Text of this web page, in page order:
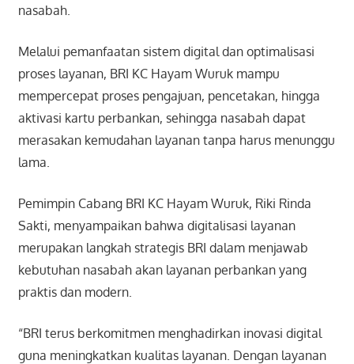
nasabah.
Melalui pemanfaatan sistem digital dan optimalisasi
proses layanan, BRI KC Hayam Wuruk mampu
mempercepat proses pengajuan, pencetakan, hingga
aktivasi kartu perbankan, sehingga nasabah dapat
merasakan kemudahan layanan tanpa harus menunggu
lama.
Pemimpin Cabang BRI KC Hayam Wuruk, Riki Rinda
Sakti, menyampaikan bahwa digitalisasi layanan
merupakan langkah strategis BRI dalam menjawab
kebutuhan nasabah akan layanan perbankan yang
praktis dan modern.
“BRI terus berkomitmen menghadirkan inovasi digital
guna meningkatkan kualitas layanan. Dengan layanan